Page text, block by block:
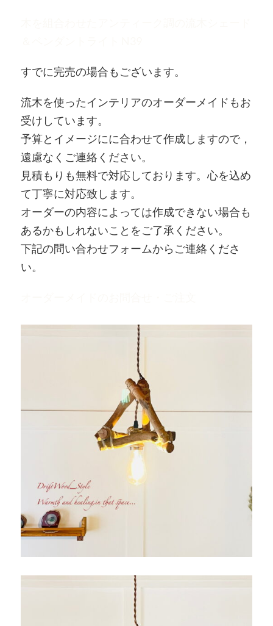
すでに完売の場合もございます。
流木を使ったインテリアのオーダーメイドもお
受けしています。
予算とイメージにに合わせて作成しますので，
遠慮なくご連絡ください。
見積もりも無料で対応しております。心を込め
て丁寧に対応致します。
オーダーの内容によっては作成できない場合も
あるかもしれないことをご了承ください。
下記の問い合わせフォームからご連絡くださ
い。